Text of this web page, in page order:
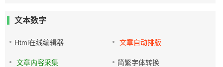
文本数字
Html在线编辑器 文章自动排版
文章内容采集 简繁字体转换